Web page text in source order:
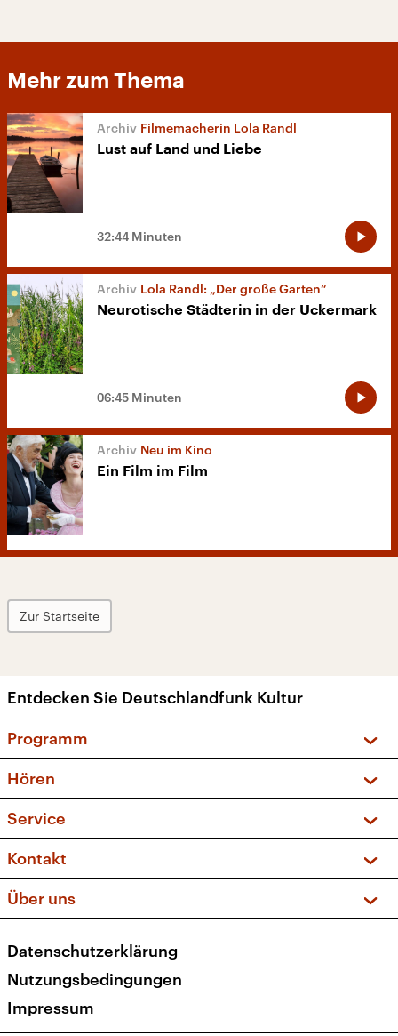
Mehr zum Thema
Filmemacherin Lola Randl
Lust auf Land und Liebe
32:44 Minuten
Lola Randl: „Der große Garten“
Neurotische Städterin in der Uckermark
06:45 Minuten
Neu im Kino
Ein Film im Film
Zur Startseite
Entdecken Sie Deutschlandfunk Kultur
Programm
Sendungen und Podcasts
Musikliste
Kakadu – Das Kinderprogramm
Hören
Frequenzen (UKW + DAB+)
Service
FAQ
Apps
Newsletter
Veranstaltungen
Kontakt
Social Media
Über uns
Presse
Karriere
Transparenz
Datenschutzerklärung
Nutzungsbedingungen
Impressum